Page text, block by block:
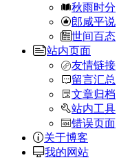
秋雨时分
郎咸平说
世间百态
站内页面
友情链接
留言汇总
文章归档
站内工具
错误页面
关于博客
我的网站